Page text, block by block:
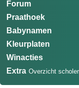
Forum
Praathoek
Babynamen
Kleurplaten
Winacties
Extra Overzicht